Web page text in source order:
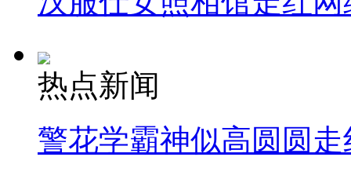
热点新闻
警花学霸神似高圆圆走